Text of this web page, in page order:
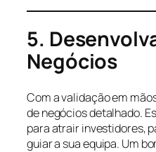
5.
Negócios
Com a validação em
de negócios detalhado.
para atrair investidores,
guiar a sua equipa. Um